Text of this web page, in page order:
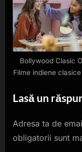
Bollywood Clasic
Filme indiene
Lasă un
Adresa ta de
obligatorii sunt